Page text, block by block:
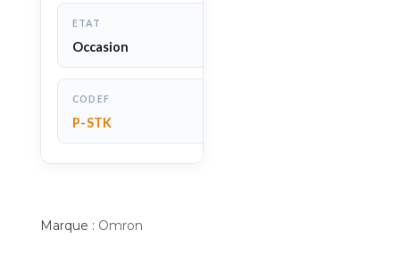
ETAT
Occasion
CODEF
P-STK
Marque : Omron